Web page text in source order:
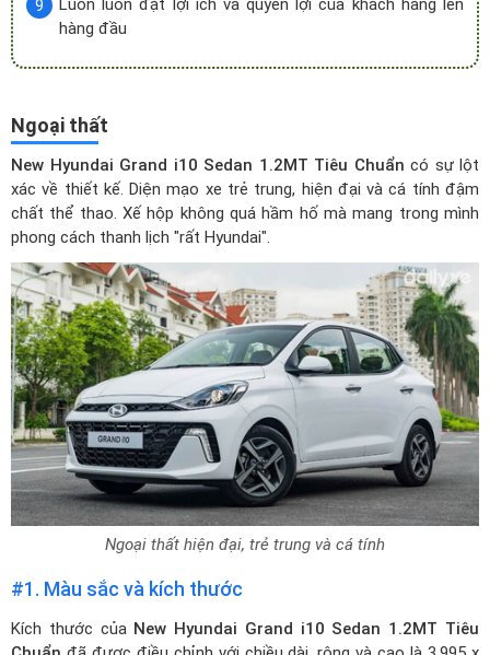
Luôn luôn đặt lợi ích và quyền lợi của khách hàng lên
hàng đầu
Ngoại thất
New Hyundai Grand i10 Sedan 1.2MT Tiêu Chuẩn có sự lột
xác về thiết kế. Diện mạo xe trẻ trung, hiện đại và cá tính đậm
chất thể thao. Xế hộp không quá hầm hố mà mang trong mình
phong cách thanh lịch "rất Hyundai".
Ngoại thất hiện đại, trẻ trung và cá tính
#1. Màu sắc và kích thước
Kích thước của New Hyundai Grand i10 Sedan 1.2MT Tiêu